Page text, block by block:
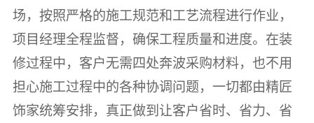
场，按照严格的施工规范和工艺流程进行作业，
项目经理全程监督，确保工程质量和进度。在装
修过程中，客户无需四处奔波采购材料，也不用
担心施工过程中的各种协调问题，一切都由精匠
饰家统筹安排，真正做到让客户省时、省力、省